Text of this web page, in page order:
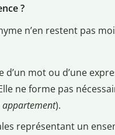
?
n’en restent pas
mot ou d’une
ne forme pas
appartement).
représentant un